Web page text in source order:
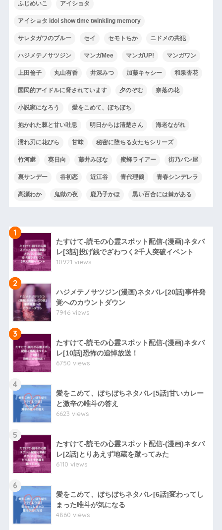
ふじめいこ アイショタ
アイショタ idol show time twinkling memory
サレタガワのブルー セイ セモトちか ニドメの共犯
ハジメテノサツジン マンガMee マンガUP! マンガワン
上田倫子 丸山有香 井深みつ 加藤キャシー 和泉杏花
国民的アイドルに脅されています 夕のぞむ 奈落の花
小説家になろう 愛をこめて、ぼちぼち
抱かれた棘と甘い吐息 明日からは清楚さん 海老ながれ
濡れ刃に花びら 甘味 秘密に堕ちる女たちシリーズ
竹河継 葵日向 藤井みほな 蜜蜂ライアー 街乃パン屋
裏サンデー 谷初恋 近江谷 青代理鶴 青春シンデレラ
高瀬わか 鬼獄の夜 鹿乃子かほ 黒い百合には棘がある
1
たすけて-読モの心霊スポット配信-(漫画)ネタバ
レ[3話]投げ銭でざわつく2千人突破イベント
10921 views
2
ハジメテノサツジン(漫画)ネタバレ[20話]事件発
覚へのカウントダウン
7946 views
3
たすけて-読モの心霊スポット配信-(漫画)ネタバ
レ[10話]恐怖の追悼放送！
6750 views
4
愛をこめて、ぼちぼちネタバレ[5話]甘いカレー
と激辛の唯斗の答え
6623 views
5
たすけて-読モの心霊スポット配信-(漫画)ネタバ
レ[2話]とりあえず地蔵を蹴ってみた
6110 views
6
愛をこめて、ぼちぼちネタバレ[6話]変わってし
まった唯斗が気になる
4860 views